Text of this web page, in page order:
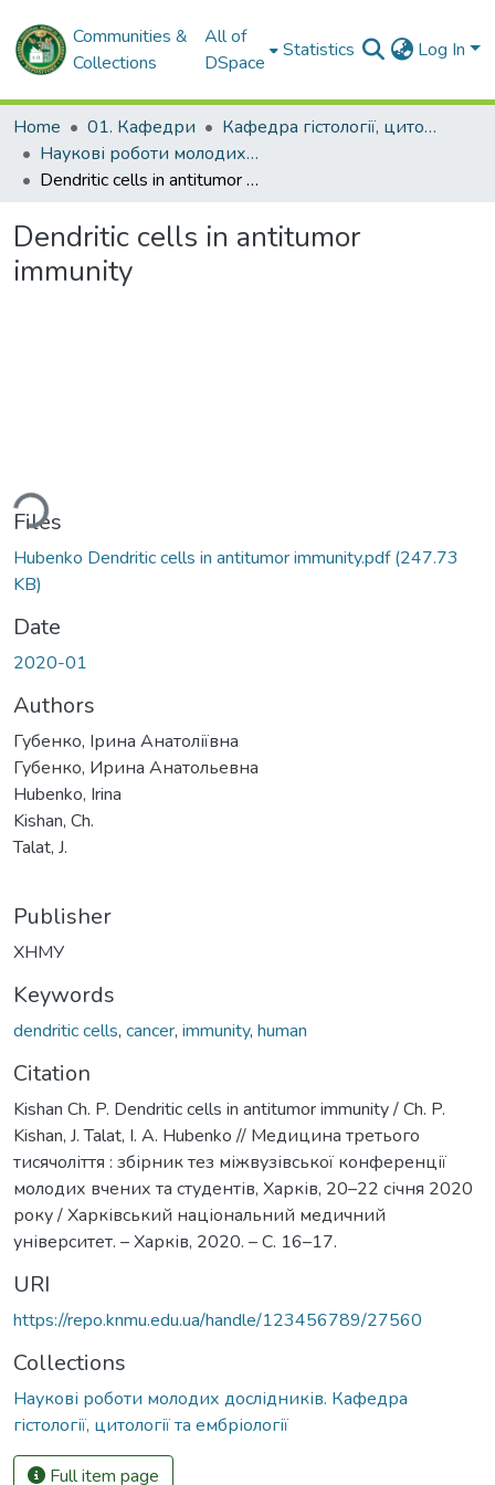
Communities &
Collections
All of
DSpace
Statistics Log In
Home 01. Кафедри
Кафедра гістології, цитології та ембріології
Наукові роботи молодих дослідників. Кафедра гістології, цитології та ембріології
Dendritic cells in antitumor immunity
Dendritic cells in antitumor
immunity
Files
Hubenko Dendritic cells in antitumor immunity.pdf(247.73
KB)
Date
2020-01
Authors
Губенко, Ірина Анатоліївна
Губенко, Ирина Анатольевна
Hubenko, Irina
Kishan, Ch.
Talat, J.
Publisher
ХНМУ
Keywords
dendritic cells, cancer, immunity, human
Citation
Kishan Ch. P. Dendritic cells in antitumor immunity / Ch. P.
Kishan, J. Talat, I. A. Hubenko // Медицина третього
тисячоліття : збірник тез міжвузівської конференції
молодих вчених та студентів, Харків, 20–22 січня 2020
року / Харківський національний медичний
університет. – Харків, 2020. – С. 16–17.
URI
https://repo.knmu.edu.ua/handle/123456789/27560
Collections
Наукові роботи молодих дослідників. Кафедра
гістології, цитології та ембріології
Full item page